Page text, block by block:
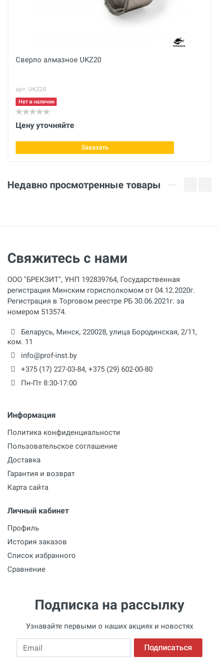
Рабочая длина
Сверло алмазное UKZ20
арт. UKZ20
Нет в наличии
Цену уточняйте
Заказать
Недавно просмотренные товары
Свяжитесь с нами
ООО "БРЕКЗИТ", УНП 192839764, Государственная
регистрация Минским горисполкомом от 04.12.2020г.
Регистрация в Торговом реестре РБ 30.06.2021г. за
номером 513574.
Беларусь, Минск, 220028, улица Бородинская, 2/11,
ком. 11
info@prof-inst.by
+375 (17) 227-03-84, +375 (29) 602-00-80
Пн-Пт 8:30-17:00
Информация
Политика конфиденциальности
Пользовательское соглашение
Доставка
Гарантия и возврат
Карта сайта
Личный кабинет
Профиль
История заказов
Список избранного
Сравнение
Подписка на рассылку
Узнавайте первыми о наших акциях и новостях
Email Подписаться